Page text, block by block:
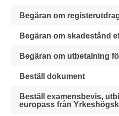
Begäran om
Begäran om skadestånd
Begäran om utbetalning
Beställ dokument
Beställ examensbevis,
europass från